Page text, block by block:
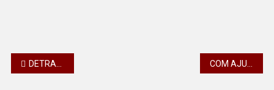
Navegação
DETRAN-PR CONQUISTA RECONHECIMENTO NACIONAL PELAS AÇÕES DO MAIO AMARELO